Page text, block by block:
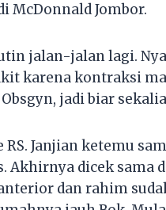
McDonnald Jombor.
jalan-jalan lagi.
karena kontraksi
jadi biar
RS. Janjian ketemu
dicek sama
dan rahim